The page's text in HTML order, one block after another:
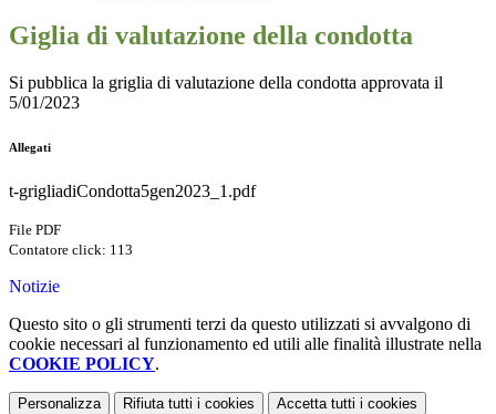
Giglia di valutazione della condotta
Si pubblica la griglia di valutazione della condotta approvata il
5/01/2023
Allegati
t-grigliadiCondotta5gen2023_1.pdf
File PDF
Contatore click: 113
Notizie
Questo sito o gli strumenti terzi da questo utilizzati si avvalgono di
cookie necessari al funzionamento ed utili alle finalità illustrate nella
COOKIE POLICY.
Personalizza Rifiuta tutti i cookies Accetta tutti i cookies